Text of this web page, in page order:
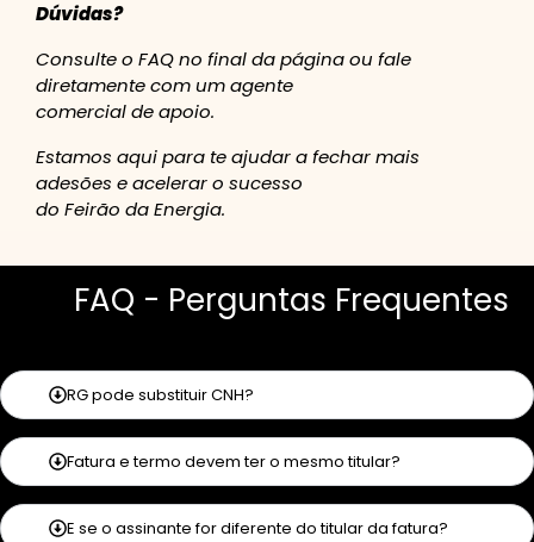
Dúvidas?
Consulte o FAQ no final da página ou fale
diretamente com um agente
comercial de apoio.
Estamos aqui para te ajudar a fechar mais
adesões e acelerar o sucesso
do Feirão da Energia.
FAQ - Perguntas Frequentes
RG pode substituir CNH?
Fatura e termo devem ter o mesmo titular?
E se o assinante for diferente do titular da fatura?